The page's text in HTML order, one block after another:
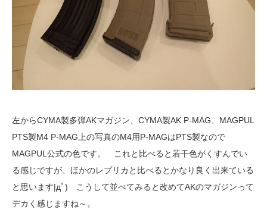
左からCYMA製多弾AKマガジン、CYMA製AK P-MAG、MAGPUL
PTS製M4 P-MAG上の写真のM4用P-MAGはPTS製なので
MAGPUL公式の色です。 これと比べると若干色がくすんでい
る感じですが、ほかのレプリカと比べるとかなり良く出来ている
と思います|дﾟ) こうして並べてみると改めてAKのマガジンって
デカく感じますね～。